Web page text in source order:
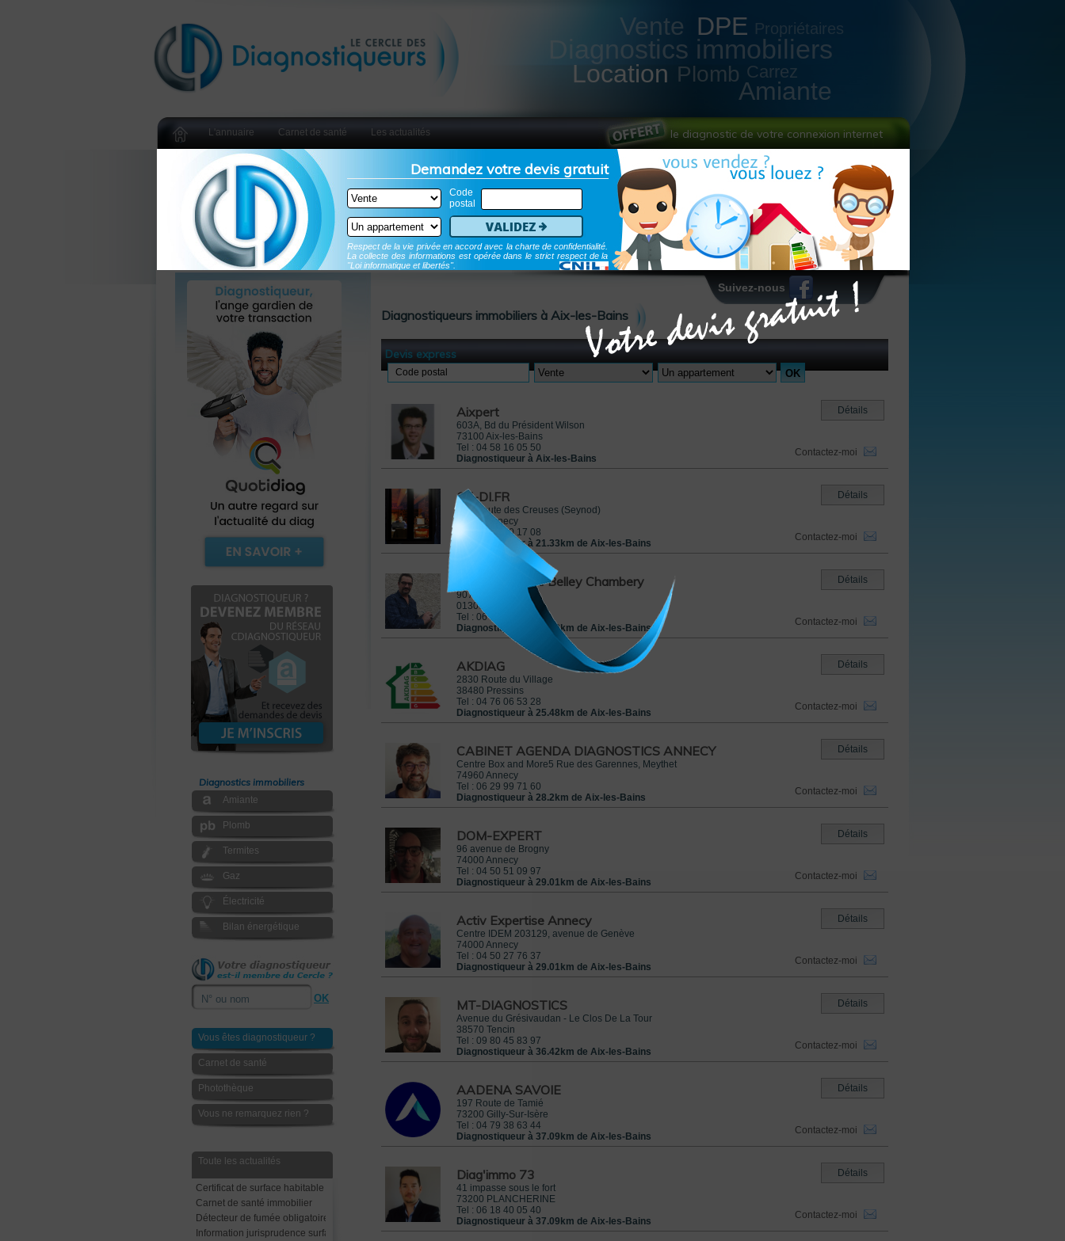
Vente DPE Propriétaires
Diagnostics immobiliers
Location Plomb Carrez
Amiante
L'annuaire Carnet de santé Les actualités le diagnostic de votre connexion internet
Demandez votre devis gratuit
Code
postal
Validez
Respect de la vie privée en accord avec la charte de confidentialité.
La collecte des informations est opérée dans le strict respect de la
"Loi informatique et libertés".
Suivez-nous
Diagnostics immobiliers
Amiante
Plomb
Termites
Gaz
Électricité
Bilan énergétique
Vous êtes diagnostiqueur ?
Carnet de santé
Photothèque
Vous ne remarquez rien ?
Toute les actualités
Certificat de surface habitable
Carnet de santé immobilier
Détecteur de fumée obligatoire avant le 8 mars 2015
Information jurisprudence surface Carrez
Diagnostiqueurs immobiliers à Aix-les-Bains
Devis express
Code postal
Aixpert
603A, Bd du Président Wilson
73100 Aix-les-Bains
Tel : 04 58 16 05 50
Diagnostiqueur à Aix-les-Bains
Détails
Contactez-moi
CE-DI.FR
275 Route des Creuses (Seynod)
74600
Annecy
04 50 60 17 08
Diagnostiqueur à 21.33km de Aix-les-Bains
Détails
Contactez-moi
Activ'Expertise Belley Chambery
90 Allée de l'Église
01300
Tel : 06 32 52 75 36
Diagnostiqueur à 24.63km de Aix-les-Bains
Détails
Contactez-moi
AKDIAG
2830 Route du Village
38480 Pressins
Tel : 04 76 06 53 28
Diagnostiqueur à 25.48km de Aix-les-Bains
Détails
Contactez-moi
CABINET AGENDA DIAGNOSTICS ANNECY
Centre Box and More5 Rue des Garennes, Meythet
74960 Annecy
Tel : 06 29 99 71 60
Diagnostiqueur à 28.2km de Aix-les-Bains
Détails
Contactez-moi
DOM-EXPERT
96 avenue de Brogny
74000 Annecy
Tel : 04 50 51 09 97
Diagnostiqueur à 29.01km de Aix-les-Bains
Détails
Contactez-moi
Activ Expertise Annecy
Centre IDEM 203129, avenue de Genève
74000 Annecy
Tel : 04 50 27 76 37
Diagnostiqueur à 29.01km de Aix-les-Bains
Détails
Contactez-moi
MT-DIAGNOSTICS
Avenue du Grésivaudan - Le Clos De La Tour
38570 Tencin
Tel : 09 80 45 83 97
Diagnostiqueur à 36.42km de Aix-les-Bains
Détails
Contactez-moi
AADENA SAVOIE
197 Route de Tamié
73200 Gilly-Sur-Isère
Tel : 04 79 38 63 44
Diagnostiqueur à 37.09km de Aix-les-Bains
Détails
Contactez-moi
Diag'immo 73
41 impasse sous le fort
73200 PLANCHERINE
Tel : 06 18 40 05 40
Diagnostiqueur à 37.09km de Aix-les-Bains
Détails
Contactez-moi